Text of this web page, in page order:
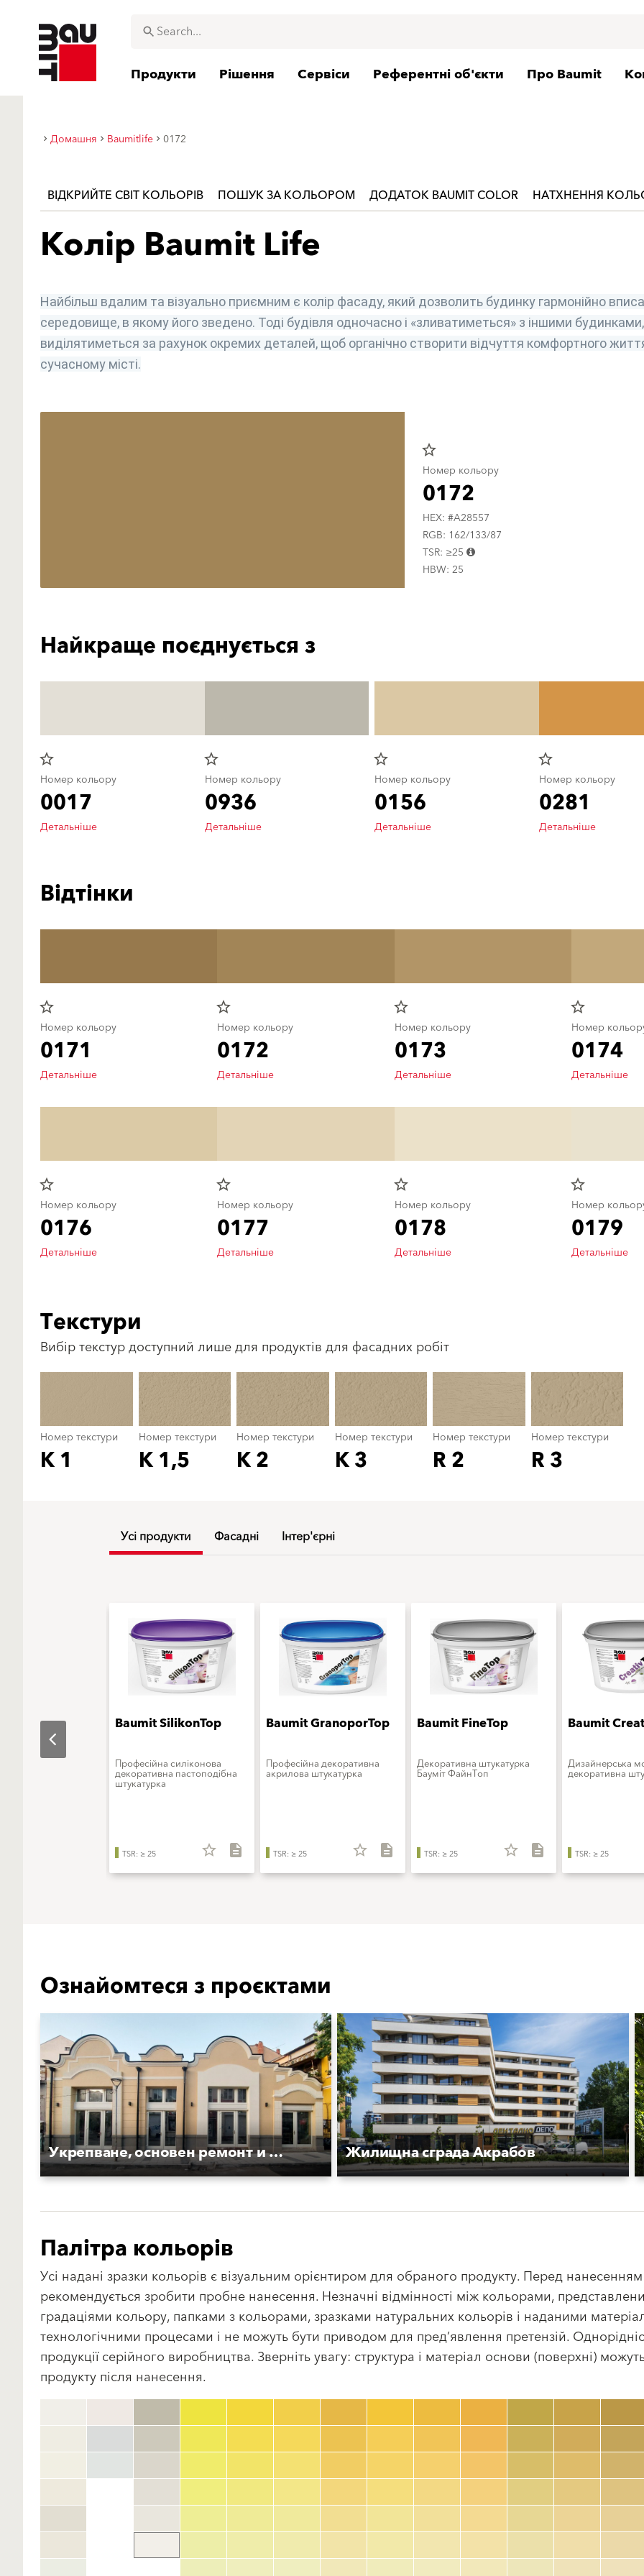
Продукти Рішення Сервіси Референтні об'єкти Про Baumit
Домашня Baumitlife 0172
ВІДКРИЙТЕ СВІТ КОЛЬОРІВ ПОШУК ЗА КОЛЬОРОМ ДОДАТОК BAUMIT COLOR НАТХНЕННЯ
Колір Baumit Life
Найбільш вдалим та візуально приємним є колір фасаду, який дозволить будинку гармонійно
середовище, в якому його зведено. Тоді будівля одночасно і «зливатиметься» з іншими будинками,
виділятиметься за рахунок окремих деталей, щоб органічно створити відчуття комфортного
сучасному місті.
star_border
Номер кольору
0172
HEX: #A28557
RGB: 162/133/87
TSR: ≥25
HBW: 25
Найкраще поєднується з
star_border
Номер кольору
0017
Детальніше
star_border
Номер кольору
0936
Детальніше
star_border
Номер кольору
0156
Детальніше
star_border
Номер кольору
0281
Детальніше
Відтінки
star_border
Номер кольору
0171
Детальніше
star_border
Номер кольору
0172
Детальніше
star_border
Номер кольору
0173
Детальніше
star_border
Номер
0174
Детальніше
star_border
Номер кольору
0176
Детальніше
star_border
Номер кольору
0177
Детальніше
star_border
Номер кольору
0178
Детальніше
star_border
Номер
0179
Детальніше
Текстури
Вибір текстур доступний лише для продуктів для фасадних робіт
Номер текстури
K 1
Номер текстури
K 1,5
Номер текстури
K 2
Номер текстури
K 3
Номер текстури
R 2
Номер текстури
R 3
Усі продукти Фасадні Інтер'єрні
StarTop Baumit SilikonTop
Професійна силіконова
декоративна пастоподібна
штукатурка
TSR: ≥ 25 star_border description
Baumit GranoporTop
Професійна декоративна
акрилова штукатурка
TSR: ≥ 25 star_border description
Baumit FineTop
Декоративна штукатурка
Бауміт ФайнТоп
TSR: ≥ 25 star_border description
Baumit
Дизайнерська
декоративна
TSR: ≥ 25
Ознайомтеся з проєктами
Укрепване, основен ремонт и реставрация на фасада към ул. "Г. С. Раковски" Жилищна сграда Акрабов
Палітра кольорів
Усі надані зразки кольорів є візуальним орієнтиром для обраного продукту. Перед
рекомендується зробити пробне нанесення. Незначні відмінності між кольорами,
градаціями кольору, папками з кольорами, зразками натуральних кольорів і наданими
технологічними процесами і не можуть бути приводом для пред’явлення претензій.
продукції серійного виробництва. Зверніть увагу: структура і матеріал основи (поверхні)
продукту після нанесення.
color_name
HEX:hex_code
HBW:hbw_code